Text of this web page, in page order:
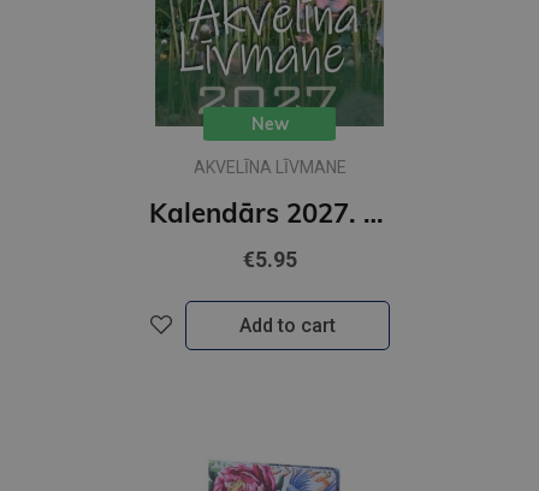
New
AKVELĪNA LĪVMANE
Kalendārs 2027. Miesai, garam, dvēselei
€5.95
Add to cart